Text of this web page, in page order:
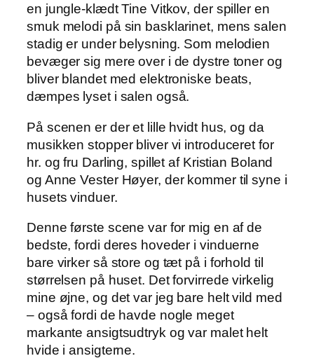
en jungle-klædt Tine Vitkov, der spiller en
smuk melodi på sin basklarinet, mens salen
stadig er under belysning. Som melodien
bevæger sig mere over i de dystre toner og
bliver blandet med elektroniske beats,
dæmpes lyset i salen også.
På scenen er der et lille hvidt hus, og da
musikken stopper bliver vi introduceret for
hr. og fru Darling, spillet af Kristian Boland
og Anne Vester Høyer, der kommer til syne i
husets vinduer.
Denne første scene var for mig en af de
bedste, fordi deres hoveder i vinduerne
bare virker så store og tæt på i forhold til
størrelsen på huset. Det forvirrede virkelig
mine øjne, og det var jeg bare helt vild med
– også fordi de havde nogle meget
markante ansigtsudtryk og var malet helt
hvide i ansigterne.